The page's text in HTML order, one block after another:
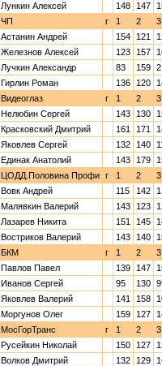
Лункин Алексей
148 147
ЧП г 1 2
3
Астанин Андрей
154 121
Железнов Алексей
123 157
Лучкин Александр
83 159
Гирлин Роман
136 120
Видеоглаз г 1 2
3
Нелюбин Сергей
143 130
Красковский Дмитрий
161 171
Яковлев Сергей
132 140
Единак Анатолий
143 179
ЦОДД.Половина Профи г 1 2
3
Вовк Андрей
115 142
Малявкин Валерий
143 123
Лазарев Никита
151 145
Востриков Валерий
143 140
БКМ г 1 2
3
Павлов Павел
139 147
Иванов Сергей
95 130
Яковлев Валерий
141 158
Моргунов Олег
159 127
МосГорТранс г 1 2
3
Русейкин Николай
150 127
Волков Дмитрий
132 129